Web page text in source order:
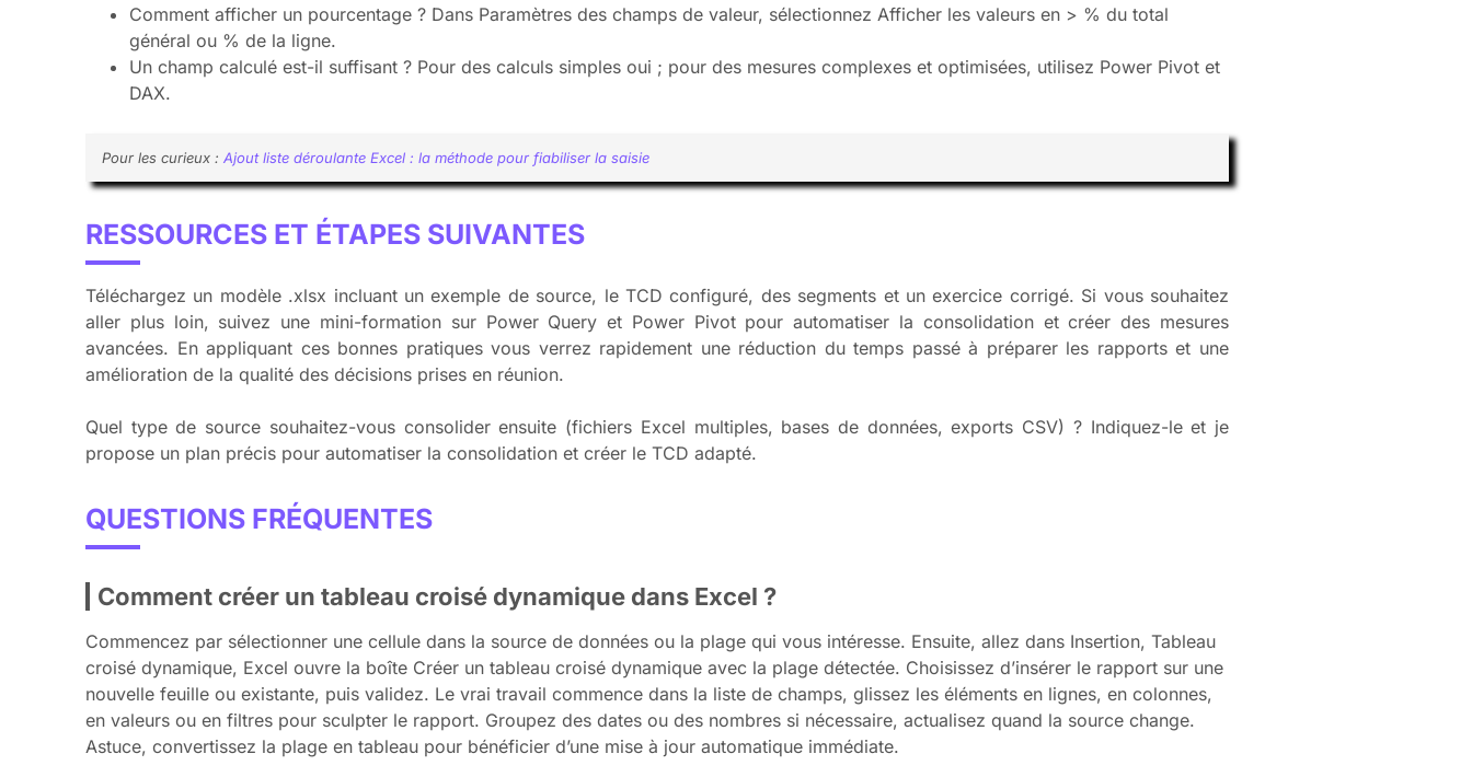
Comment afficher un pourcentage ? Dans Paramètres des champs de valeur, sélectionnez Afficher les valeurs en > % du total
général ou % de la ligne.
Un champ calculé est-il suffisant ? Pour des calculs simples oui ; pour des mesures complexes et optimisées, utilisez Power Pivot et
DAX.
Pour les curieux : Ajout liste déroulante Excel : la méthode pour fiabiliser la saisie
RESSOURCES ET ÉTAPES SUIVANTES
Téléchargez un modèle .xlsx incluant un exemple de source, le TCD configuré, des segments et un exercice corrigé. Si vous souhaitez
aller plus loin, suivez une mini-formation sur Power Query et Power Pivot pour automatiser la consolidation et créer des mesures
avancées. En appliquant ces bonnes pratiques vous verrez rapidement une réduction du temps passé à préparer les rapports et une
amélioration de la qualité des décisions prises en réunion.
Quel type de source souhaitez-vous consolider ensuite (fichiers Excel multiples, bases de données, exports CSV) ? Indiquez-le et je
propose un plan précis pour automatiser la consolidation et créer le TCD adapté.
QUESTIONS FRÉQUENTES
Comment créer un tableau croisé dynamique dans Excel ?
Commencez par sélectionner une cellule dans la source de données ou la plage qui vous intéresse. Ensuite, allez dans Insertion, Tableau
croisé dynamique, Excel ouvre la boîte Créer un tableau croisé dynamique avec la plage détectée. Choisissez d’insérer le rapport sur une
nouvelle feuille ou existante, puis validez. Le vrai travail commence dans la liste de champs, glissez les éléments en lignes, en colonnes,
en valeurs ou en filtres pour sculpter le rapport. Groupez des dates ou des nombres si nécessaire, actualisez quand la source change.
Astuce, convertissez la plage en tableau pour bénéficier d’une mise à jour automatique immédiate.